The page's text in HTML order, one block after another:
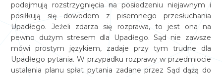
podejmują rozstrzygnięcia na posiedzeniu niejawnym i
posiłkują się dowodem z pisemnego przesłuchania
Upadłego. Jeżeli zdarza się rozprawa, to jest ona na
pewno dużym stresem dla Upadłego. Sąd nie zawsze
mówi prostym językiem, zadaje przy tym trudne dla
Upadłego pytania. W przypadku rozprawy w przedmiocie
ustalenia planu spłat pytania zadane przez Sąd dążą do